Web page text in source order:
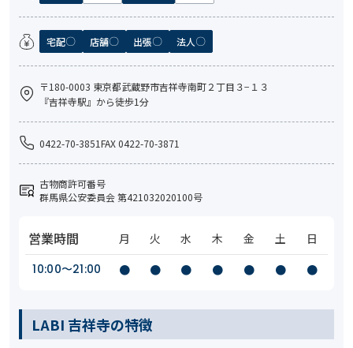
宅配 店舗 出張 法人
〒180-0003 東京都武蔵野市吉祥寺南町２丁目３−１３
『吉祥寺駅』から徒歩1分
0422-70-3851FAX 0422-70-3871
古物商許可番号
群馬県公安委員会 第421032020100号
営業時間 月 火 水 木 金 土
日
10:00〜21:00
● ● ● ● ● ● ●
LABI 吉祥寺の特徴